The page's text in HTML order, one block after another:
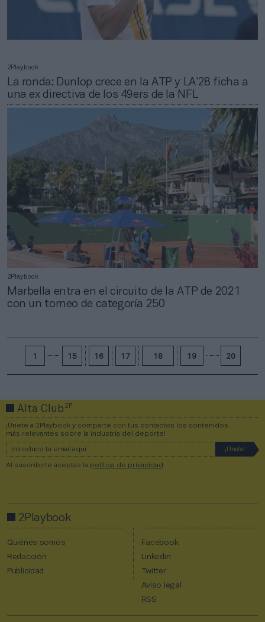
2Playbook
La ronda: Dunlop crece en la ATP y LA’28 ficha a
una ex directiva de los 49ers de la NFL
2Playbook
Marbella entra en el circuito de la ATP de 2021
con un torneo de categoría 250
1 15 16 17 18 19 20
Alta Club2P
¡Únete a 2Playbook y comparte con tus contactos los contenidos
más relevantes sobre la industria del deporte!
Al suscribirte aceptas la política de privacidad
2Playbook
Quiénes somos
Redacción
Publicidad
Facebook
Linkedin
Twitter
Aviso legal
RSS